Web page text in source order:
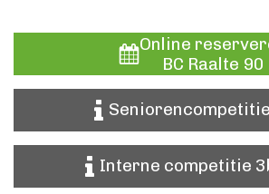
Online
BC Raalte 90
Interne competitie